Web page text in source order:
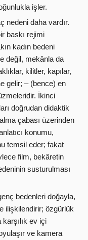
işler.
nedeni daha vardır.
baskı rejimi
kadın bedeni
değil, mekânla da
kilitler, kapılar,
gelir; – (bence) en
İkinci
doğrudan didaktik
çabası üzerinden
konumu,
temsil eder; fakat
film, bekâretin
susturulması
bedenleri doğayla,
ilişkilendirir; özgürlük
ev içi
ve kamera